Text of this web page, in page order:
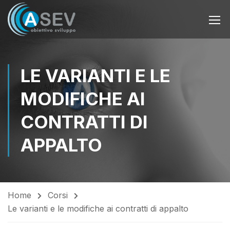
LE VARIANTI E LE
MODIFICHE AI
CONTRATTI DI
APPALTO
Home
Corsi
Le varianti e le modifiche ai contratti di appalto